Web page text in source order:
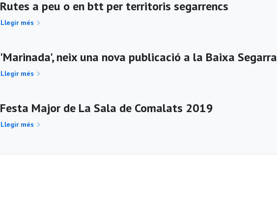
Rutes a peu o en btt per territoris segarrencs
Llegir més
'Marinada', neix una nova publicació a la Baixa Segarra
Llegir més
Festa Major de La Sala de Comalats 2019
Llegir més